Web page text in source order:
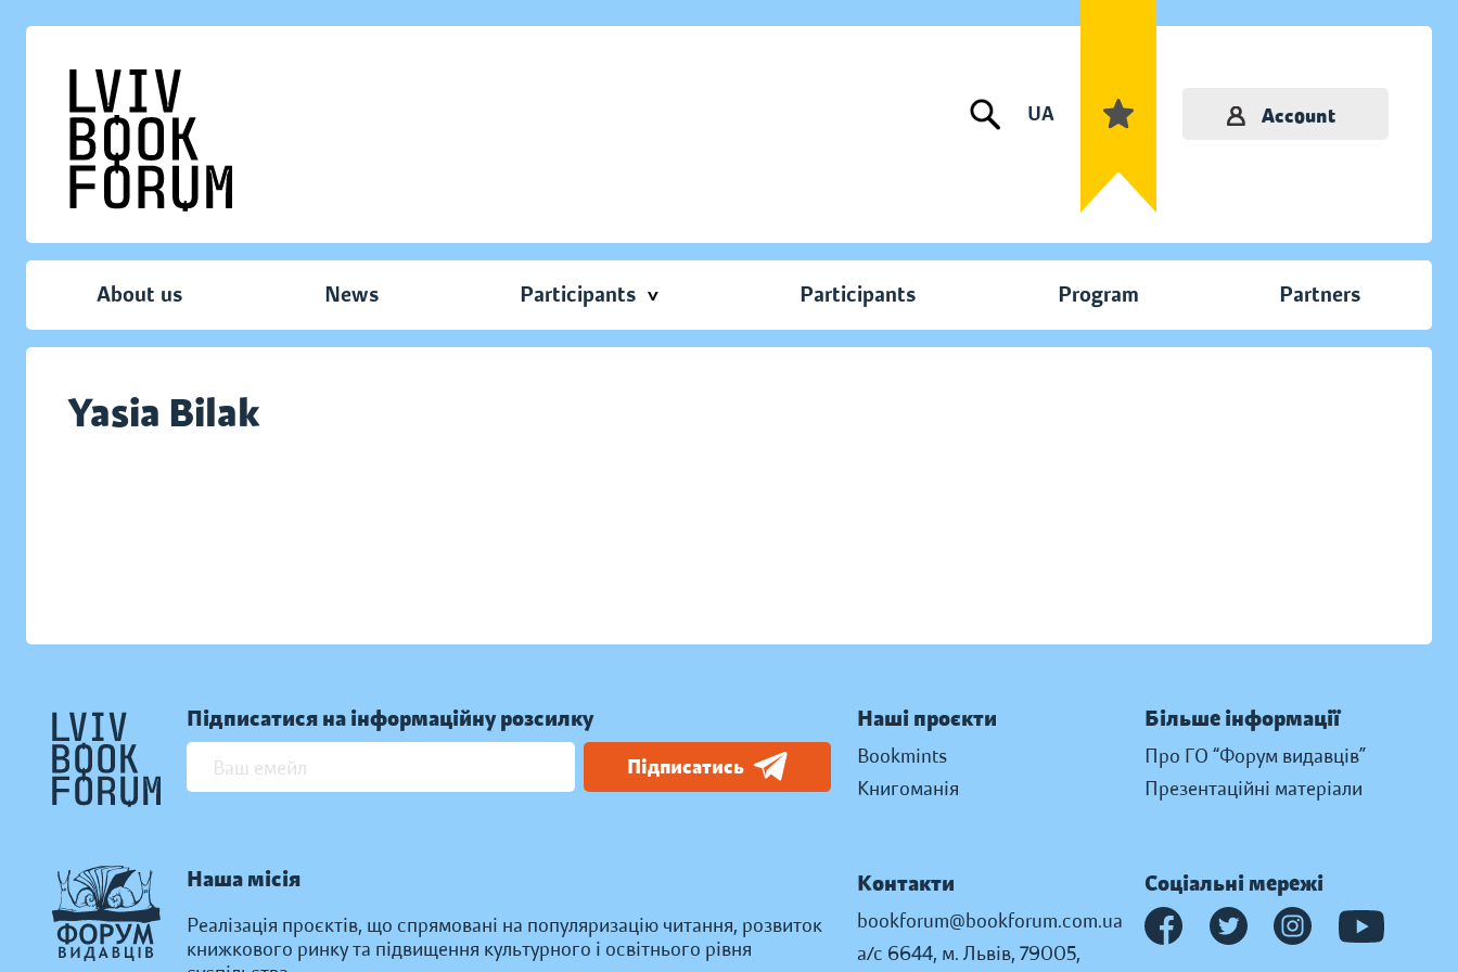
UA Account
About us News Participants Participants Program Partners
Yasia Bilak
Підписатися на інформаційну розсилку
Підписатись
Наша місія
Реалізація проєктів, що спрямовані на популяризацію читання, розвиток
книжкового ринку та підвищення культурного і освітнього рівня
Наші проєкти
Bookmints
Книгоманія
Більше інформації
Про ГО “Форум видавців”
Презентаційні матеріали
Контакти
bookforum@bookforum.com.ua
а/с 6644, м. Львів, 79005,
Соціальні мережі